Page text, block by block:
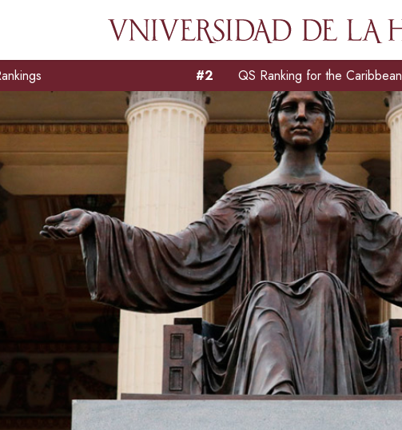
QS Ranking for the Caribbean
#2